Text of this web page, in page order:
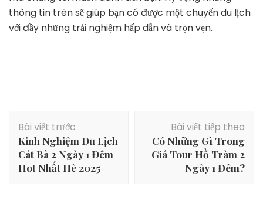
thông tin trên sẽ giúp bạn có được một chuyến du lịch
với đầy những trải nghiệm hấp dẫn và trọn vẹn.
Điều
hướng
bài
viết
Bài viết trước
Kinh Nghiệm Du Lịch
Cát Bà 2 Ngày 1 Đêm
Hot Nhất Hè 2025
Bài viết tiếp theo
Có Những Gì Trong
Giá Tour Hồ Tràm 2
Ngày 1 Đêm?